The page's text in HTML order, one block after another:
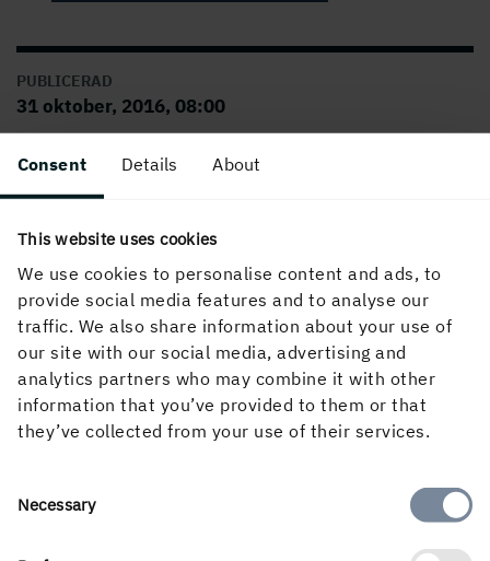
Consent Details About
This website uses cookies
We use cookies to personalise content and ads, to
provide social media features and to analyse our
traffic. We also share information about your use of
our site with our social media, advertising and
analytics partners who may combine it with other
information that you’ve provided to them or that
they’ve collected from your use of their services.
Consent
Necessary
PUBLICERAD
31 oktober, 2016, 08:00
Om webbplatsen